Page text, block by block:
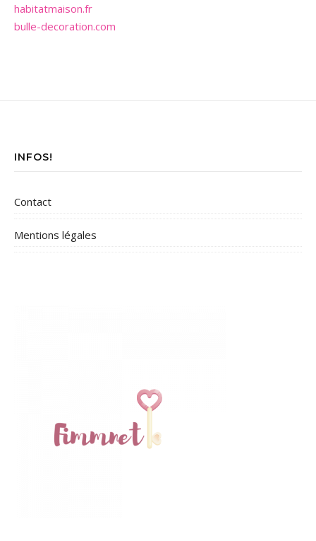
habitatmaison.fr
bulle-decoration.com
INFOS!
Contact
Mentions légales